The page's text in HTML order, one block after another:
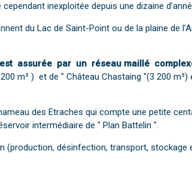
inexploitée depuis une dizaine
du Lac de Saint-Point ou de la plaine de
assurée par un réseau maillé
m³ ) et de " Château Chastaing "(3 200 m³)
des Etraches qui compte une petite
intermédiaire de " Plan Battelin ".
(production, désinfection, transport,